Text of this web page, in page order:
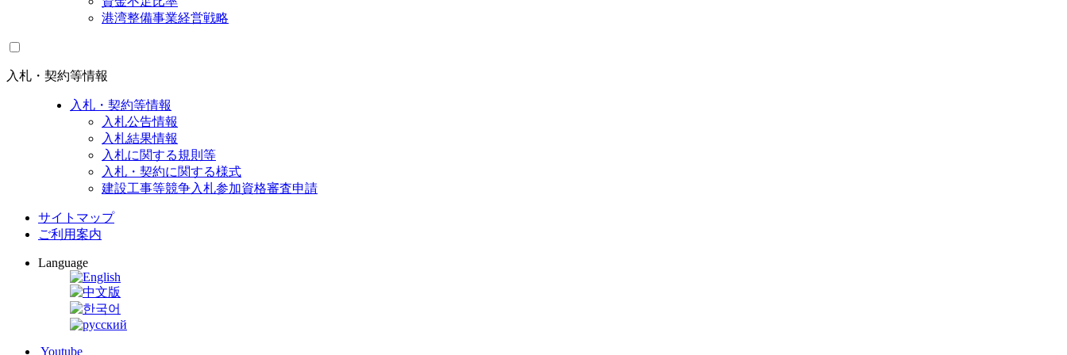
港湾整備事業経営戦略
入札・契約等情報
入札・契約等情報
入札公告情報
入札結果情報
入札に関する規則等
入札・契約に関する様式
建設工事等競争入札参加資格審査申請
サイトマップ
ご利用案内
Language
Youtube